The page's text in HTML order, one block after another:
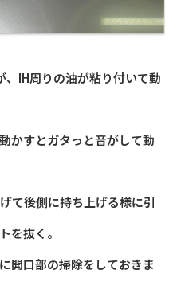
、IH周りの油が粘り付いて動
かすとガタっと音がして動
て後側に持ち上げる様に引
を抜く。
開口部の掃除をしておきま